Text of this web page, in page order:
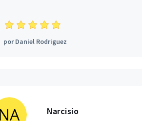
porDaniel Rodriguez
Narcisio